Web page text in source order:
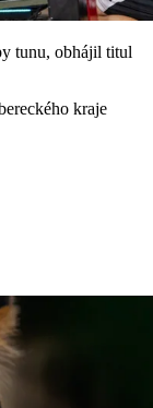
tunu, obhájil titul
kraje